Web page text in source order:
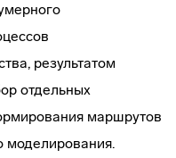
результатом
отдельных
маршрутов
моделирования.